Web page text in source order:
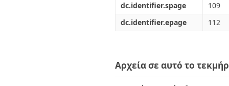
dc.identifier.spage
109
dc.identifier.epage
112
Αρχεία σε αυτό το